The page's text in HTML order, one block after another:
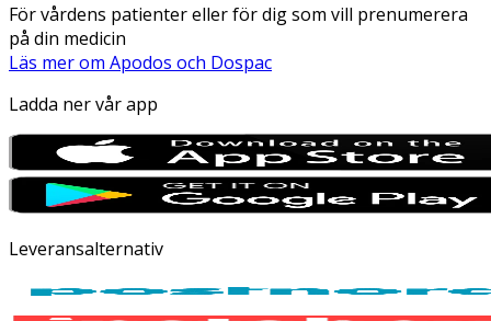
För vårdens patienter eller för dig som vill prenumerera
på din medicin
Läs mer om Apodos och Dospac
Ladda ner vår app
Leveransalternativ